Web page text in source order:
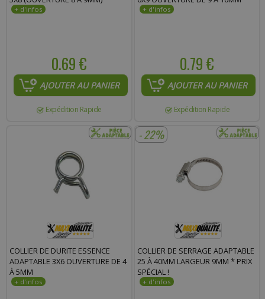
0.69 €
AJOUTER AU PANIER
Expédition Rapide
0.79 €
AJOUTER AU PANIER
Expédition Rapide
COLLIER DE DURITE ESSENCE
ADAPTABLE 3X6 OUVERTURE DE 4
À 5MM
- 22%
COLLIER DE SERRAGE ADAPTABLE
25 À 40MM LARGEUR 9MM * PRIX
SPÉCIAL !